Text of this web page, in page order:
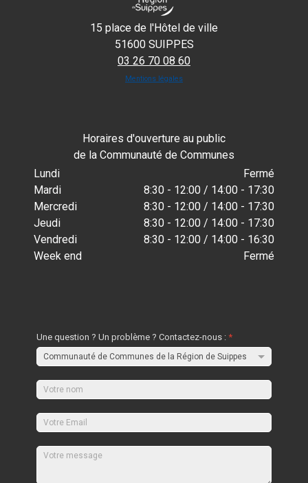
15 place de l'Hôtel de ville
51600 SUIPPES
03 26 70 08 60
Mentions légales
Horaires d'ouverture au public
de la Communauté de Communes
Lundi
Fermé
Mardi
8:30 - 12:00 / 14:00 - 17:30
Mercredi
8:30 - 12:00 / 14:00 - 17:30
Jeudi
8:30 - 12:00 / 14:00 - 17:30
Vendredi
8:30 - 12:00 / 14:00 - 16:30
Week end
Fermé
Une question ? Un problème ? Contactez-nous :*